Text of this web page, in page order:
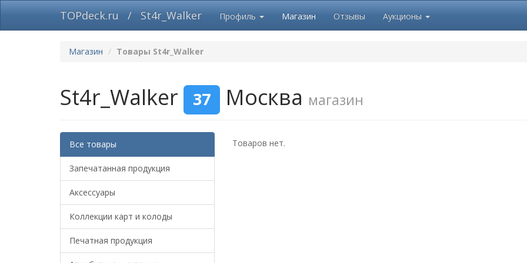
TOPdeck.ru / St4r_Walker Профиль Магазин Отзывы Аукционы
Магазин Товары St4r_Walker
St4r_Walker 37 Москва магазин
Все товары
Запечатанная продукция
Аксессуары
Коллекции карт и колоды
Печатная продукция
Товаров нет.